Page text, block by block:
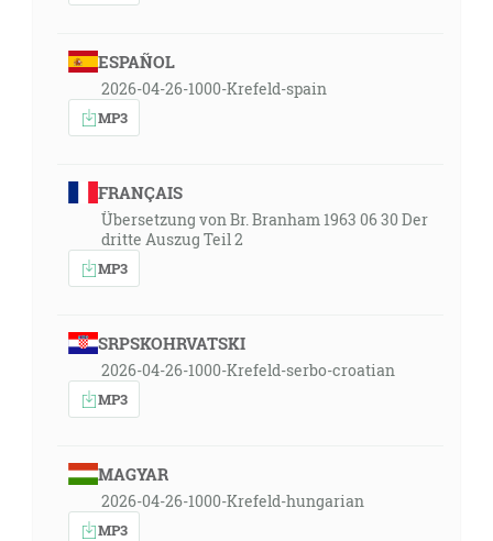
ESPAÑOL
2026-04-26-1000-Krefeld-spain
MP3
FRANÇAIS
Übersetzung von Br. Branham 1963 06 30 Der
dritte Auszug Teil 2
MP3
SRPSKOHRVATSKI
2026-04-26-1000-Krefeld-serbo-croatian
MP3
MAGYAR
2026-04-26-1000-Krefeld-hungarian
MP3